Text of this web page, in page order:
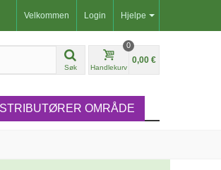
Hjelpe
Velkommen Login
Søk Handlekurv
0
0,00 €
OMRÅDE